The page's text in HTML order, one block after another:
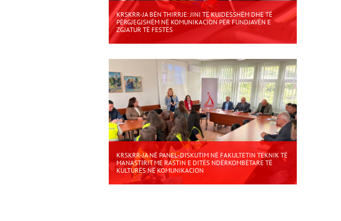
KRSKRR-JA BËN THIRRJE: JINI TË KUJDESSHËM DHE TË
PËRGJEGJSHËM NË KOMUNIKACION PËR FUNDJAVËN E
ZGJATUR TË FESTËS
KRSKRR-JA NË PANEL-DISKUTIM NË FAKULTETIN TEKNIK TË
MANASTIRIT ME RASTIN E DITËS NDËRKOMBËTARE TË
KULTURËS NË KOMUNIKACION